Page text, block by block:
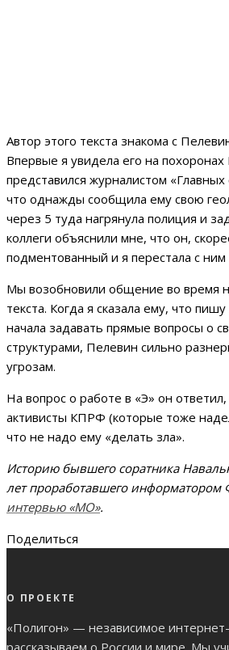
Автор этого текста знакома с
Впервые я увидела его на похоронах
представился журналистом
что однажды сообщила ему свою
через 5 туда нагрянула полиция и
коллеги объяснили мне, что он,
подментованный и я перестала с
Мы возобновили общение во время
текста. Когда я сказала ему, что
начала задавать прямые вопросы о
структурами, Пелевин сильно
угрозам.
На вопрос о работе в «Э» он
активисты КПРФ (которые тоже
что не надо ему «делать зла».
Историю бывшего соратника
лет проработавшего информатором
интервью «МО».
Поделиться
О ПРОЕКТЕ
«Полигон» — независимое
рассказываем о России и мире. Мы